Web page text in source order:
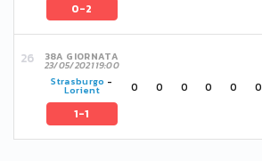
0-2
38A GIORNATA
23/05/2021 19:00
Strasburgo -
Lorient
1-1
0 0 0 0 0 0